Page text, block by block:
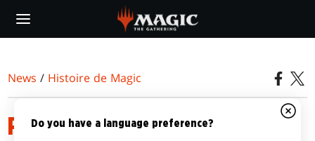
main
News / Histoire de Magic
PARLONS UN PEU DE
Do you have a language preference?